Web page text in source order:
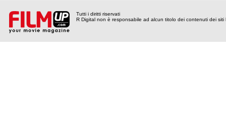
Tutti i diritti riservati
R Digital non è responsabile ad alcun titolo dei contenuti dei siti